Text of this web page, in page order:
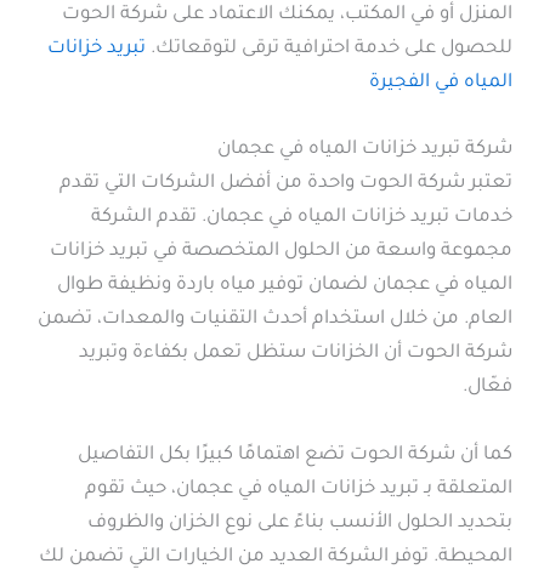
المنزل أو في المكتب، يمكنك الاعتماد على شركة الحوت
للحصول على خدمة احترافية ترقى لتوقعاتك. تبريد خزانات
المياه في الفجيرة
شركة تبريد خزانات المياه في عجمان
تعتبر شركة الحوت واحدة من أفضل الشركات التي تقدم
خدمات تبريد خزانات المياه في عجمان. تقدم الشركة
مجموعة واسعة من الحلول المتخصصة في تبريد خزانات
المياه في عجمان لضمان توفير مياه باردة ونظيفة طوال
العام. من خلال استخدام أحدث التقنيات والمعدات، تضمن
شركة الحوت أن الخزانات ستظل تعمل بكفاءة وتبريد
فعّال.
كما أن شركة الحوت تضع اهتمامًا كبيرًا بكل التفاصيل
المتعلقة بـ تبريد خزانات المياه في عجمان، حيث تقوم
بتحديد الحلول الأنسب بناءً على نوع الخزان والظروف
المحيطة. توفر الشركة العديد من الخيارات التي تضمن لك